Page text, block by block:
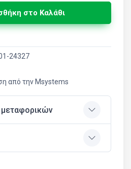
στο Καλάθι
24327
από την Msystems